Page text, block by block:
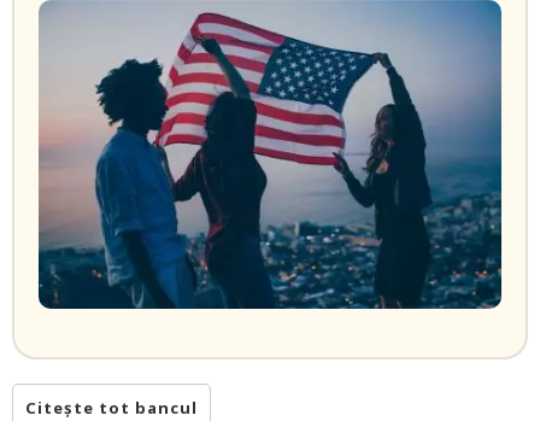
Citește tot bancul